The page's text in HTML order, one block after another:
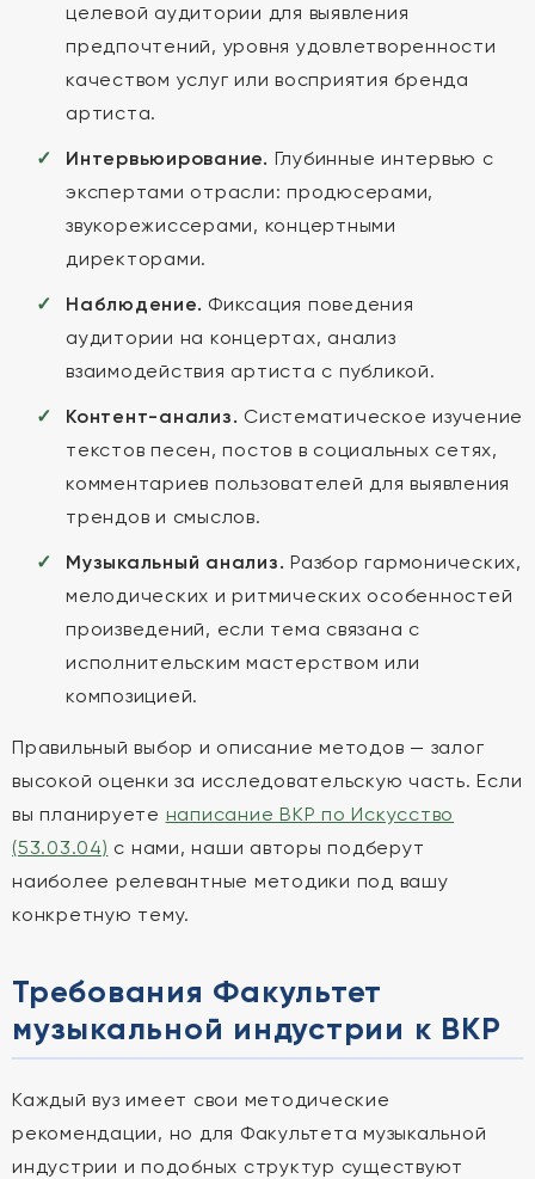
целевой аудитории для выявления
предпочтений, уровня удовлетворенности
качеством услуг или восприятия бренда
артиста.
Интервьюирование. Глубинные интервью с
экспертами отрасли: продюсерами,
звукорежиссерами, концертными
директорами.
Наблюдение. Фиксация поведения
аудитории на концертах, анализ
взаимодействия артиста с публикой.
Контент-анализ. Систематическое изучение
текстов песен, постов в социальных сетях,
комментариев пользователей для выявления
трендов и смыслов.
Музыкальный анализ. Разбор гармонических,
мелодических и ритмических особенностей
произведений, если тема связана с
исполнительским мастерством или
композицией.
Правильный выбор и описание методов — залог
высокой оценки за исследовательскую часть. Если
вы планируете написание ВКР по Искусство
(53.03.04) с нами, наши авторы подберут
наиболее релевантные методики под вашу
конкретную тему.
Требования Факультет
музыкальной индустрии к ВКР
Каждый вуз имеет свои методические
рекомендации, но для Факультета музыкальной
индустрии и подобных структур существуют